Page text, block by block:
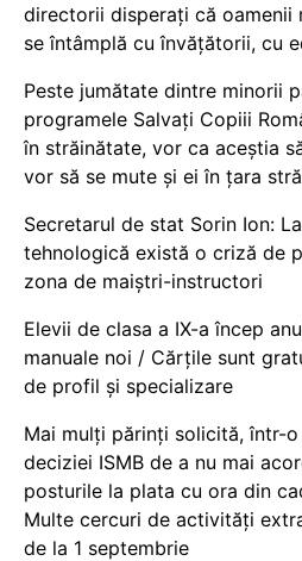
directorii disperați că oamenii
se întâmplă cu învățătorii, cu
Peste jumătate dintre minorii
programele Salvați Copiii
în străinătate, vor ca aceștia
vor să se mute și ei în țara
Secretarul de stat Sorin Ion:
tehnologică există o criză de
zona de maiștri-instructori
Elevii de clasa a IX-a încep
manuale noi / Cărțile sunt
de profil și specializare
Mai mulți părinți solicită, într-
deciziei ISMB de a nu mai
posturile la plata cu ora din
Multe cercuri de activități
de la 1 septembrie